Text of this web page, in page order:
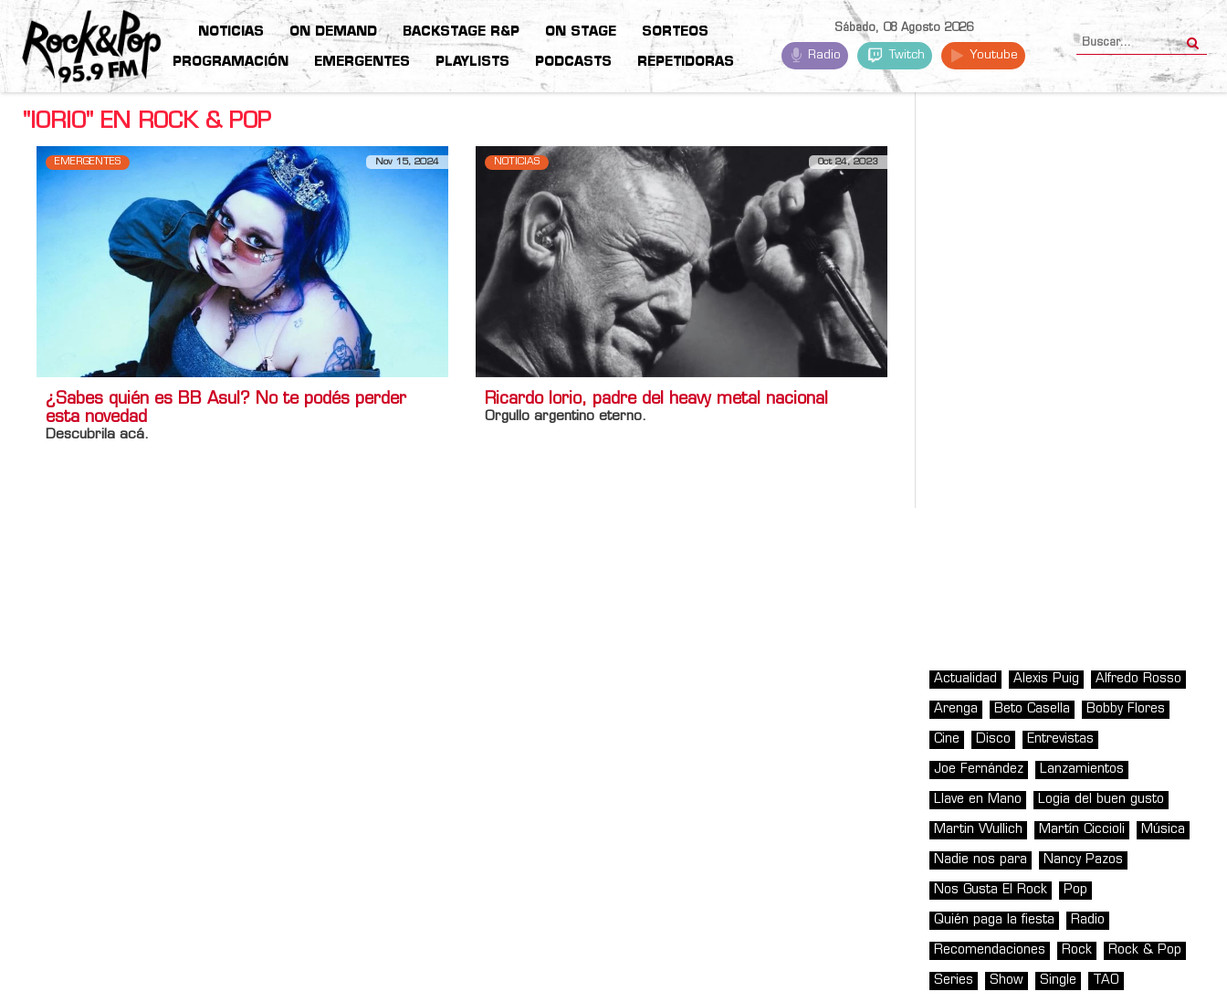
NOTICIAS ON DEMAND BACKSTAGE R&P ON STAGE SORTEOS
PROGRAMACIÓN EMERGENTES PLAYLISTS PODCASTS REPETIDORAS
Sábado, 08 Agosto 2026
Radio Twitch Youtube
"IORIO" EN ROCK & POP
EMERGENTES Nov 15, 2024
¿Sabes quién es BB Asul? No te podés perder
esta novedad
Descubrila acá.
NOTICIAS Oct 24, 2023
Ricardo Iorio, padre del heavy metal nacional
Orgullo argentino eterno.
Actualidad Alexis Puig Alfredo Rosso
Arenga Beto Casella Bobby Flores
Cine Disco Entrevistas
Joe Fernández Lanzamientos
Llave en Mano Logia del buen gusto
Martin Wullich Martín Ciccioli Música
Nadie nos para Nancy Pazos
Nos Gusta El Rock Pop
Quién paga la fiesta Radio
Recomendaciones Rock Rock & Pop
Series Show Single TAO